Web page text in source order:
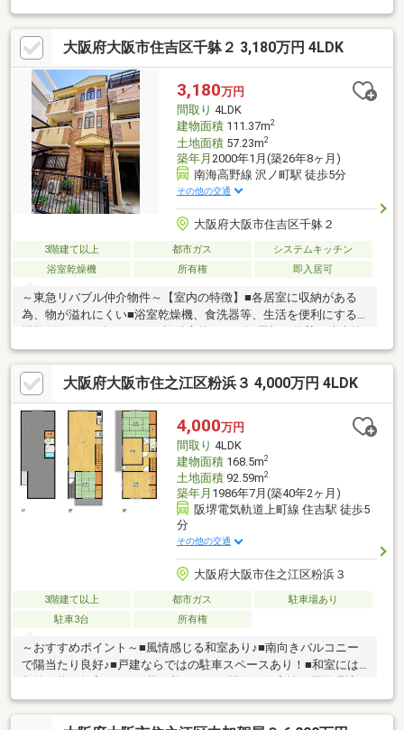
由緒ある住吉大社や緑豊かな公園も身近にあり、穏やかに暮らせ
るロケーション！ビルトインガレージ付 ４LDK居室は独立性が高
く、各部屋にクローゼットも完備！さらに季節ものや大型の荷物
をすっきりと片づけられる屋根裏収納も備わっています☆室内き
れいにお使いです。外壁・屋根の塗装、バルコニーの防水工事を
完了させてからのお渡しとなります！
大阪府大阪市住吉区千躰２ 3,180万円 4LDK
3,180万円
間取り 4LDK
建物面積111.37m2
土地面積57.23m2
築年月 2000年1月(築26年8ヶ月)
南海高野線 沢ノ町駅 徒歩5分
その他の交通
大阪府大阪市住吉区千躰２
3階建て以上 都市ガス
システムキッチン
浴室乾燥機
所有権 即入居可
～東急リバブル仲介物件～【室内の特徴】■各居室に収納がある
為、物が溢れにくい■浴室乾燥機、食洗器等、生活を便利にする
装■2020年:3Fトイレ・シャワートイレ設備交換■2022年:インナー
サッシ追加工事(ＬＤＫ・主寝室)■2023年:システムキッチン交
換、給湯器交換■物件周辺は街灯で夜間も明るく、人通りの多い
環境【ライフインフォメーション】■墨江小学校 370ｍ■墨江丘中
学校 640m■肉のハナマサ千躰店 220m■スギドラッグ南住吉店
650m■物件の詳細は石川までお願いします。
大阪府大阪市住之江区粉浜３ 4,000万円 4LDK
4,000万円
間取り 4LDK
建物面積168.5m2
土地面積92.59m2
築年月 1986年7月(築40年2ヶ月)
阪堺電気軌道上町線 住吉駅 徒歩5
分
その他の交通
大阪府大阪市住之江区粉浜３
3階建て以上 都市ガス
駐車場あり
駐車3台
所有権
～おすすめポイント～■風情感じる和室あり♪■南向きバルコニー
で陽当たり良好♪■戸建ならではの駐車スペースあり！■和室には
～・コンビニまで徒歩約4分・スーパーまで徒歩約5分・郵便局ま
で徒歩約8分・病院まで徒歩約6分粉浜小学校まで徒歩約5分とお